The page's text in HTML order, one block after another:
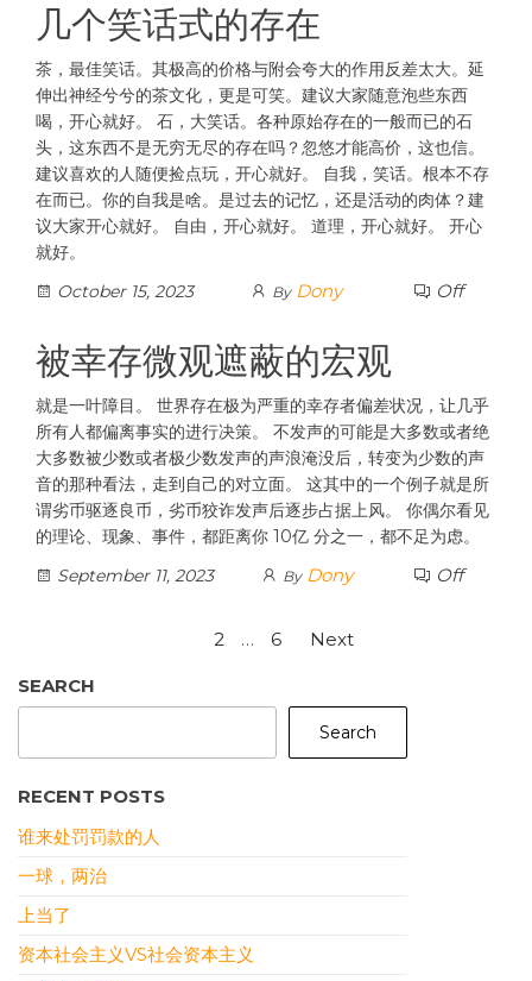
几个笑话式的存在
茶，最佳笑话。其极高的价格与附会夸大的作用反差太大。延
伸出神经兮兮的茶文化，更是可笑。建议大家随意泡些东西
喝，开心就好。 石，大笑话。各种原始存在的一般而已的石
头，这东西不是无穷无尽的存在吗？忽悠才能高价，这也信。
建议喜欢的人随便捡点玩，开心就好。 自我，笑话。根本不存
在而已。你的自我是啥。是过去的记忆，还是活动的肉体？建
议大家开心就好。 自由，开心就好。 道理，开心就好。 开心
就好。
October 15, 2023
By Dony Off
被幸存微观遮蔽的宏观
就是一叶障目。 世界存在极为严重的幸存者偏差状况，让几乎
所有人都偏离事实的进行决策。 不发声的可能是大多数或者绝
大多数被少数或者极少数发声的声浪淹没后，转变为少数的声
音的那种看法，走到自己的对立面。 这其中的一个例子就是所
谓劣币驱逐良币，劣币狡诈发声后逐步占据上风。 你偶尔看见
的理论、现象、事件，都距离你 10亿 分之一，都不足为虑。
September 11, 2023
By Dony Off
pagination
2 … 6 Next
SEARCH
Search
RECENT POSTS
谁来处罚罚款的人
一球，两治
上当了
资本社会主义VS社会资本主义